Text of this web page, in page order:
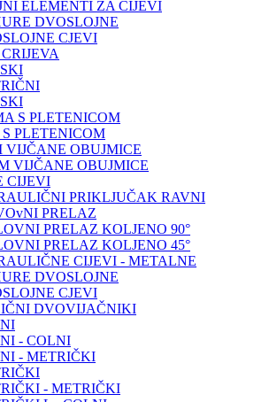
ELEMENTI ZA CIJEVI
DVOSLOJNE
CJEVI
S PLETENICOM
PLETENICOM
VIJČANE OBUJMICE
VIJČANE OBUJMICE
CIJEVI
PRIKLJUČAK RAVNI
PRELAZ
PRELAZ KOLJENO 90°
PRELAZ KOLJENO 45°
CIJEVI - METALNE
DVOSLOJNE
CJEVI
DVOVIJAČNIKI
- COLNI
- METRIČKI
- METRIČKI